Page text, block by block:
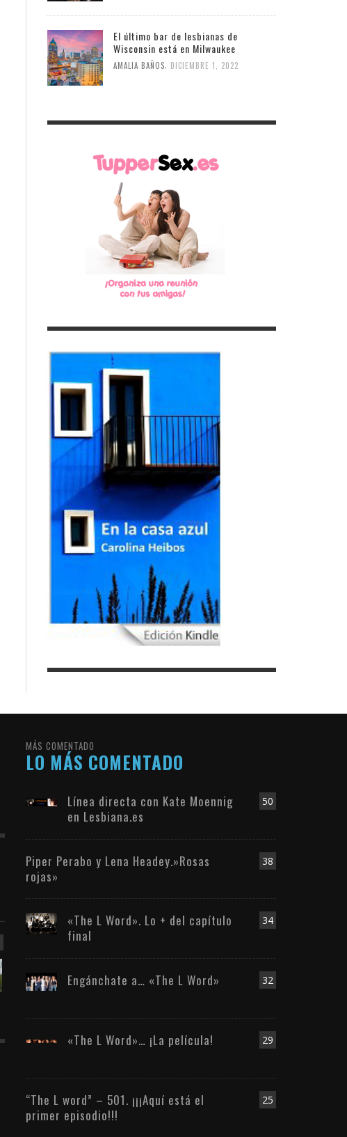
El último bar de lesbianas de
Wisconsin está en Milwaukee
AMALIA BAÑOS DICIEMBRE 1, 2022
MÁS COMENTADO
LO MÁS COMENTADO
50
Línea directa con Kate Moennig
en Lesbiana.es
38
Piper Perabo y Lena Headey.»Rosas
rojas»
34
«The L Word». Lo + del capítulo
final
32
Engánchate a… «The L Word»
29
«The L Word»… ¡La película!
25
“The L word” – 501. ¡¡¡Aquí está el
primer episodio!!!